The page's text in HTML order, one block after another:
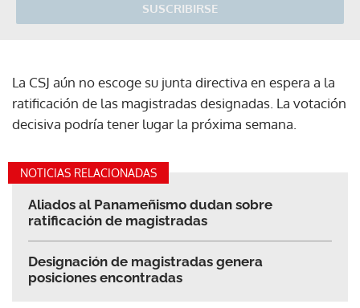
SUSCRIBIRSE
La CSJ aún no escoge su junta directiva en espera a la
ratificación de las magistradas designadas. La votación
decisiva podría tener lugar la próxima semana.
NOTICIAS RELACIONADAS
Aliados al Panameñismo dudan sobre
ratificación de magistradas
Designación de magistradas genera
posiciones encontradas